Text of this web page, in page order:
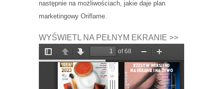
następnie na możliwościach, jakie daje plan
marketingowy Oriflame.
WYŚWIETL NA PEŁNYM EKRANIE >>